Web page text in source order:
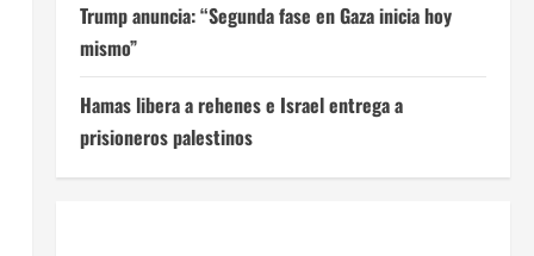
Trump anuncia: “Segunda fase en Gaza inicia hoy
mismo”
Hamas libera a rehenes e Israel entrega a
prisioneros palestinos